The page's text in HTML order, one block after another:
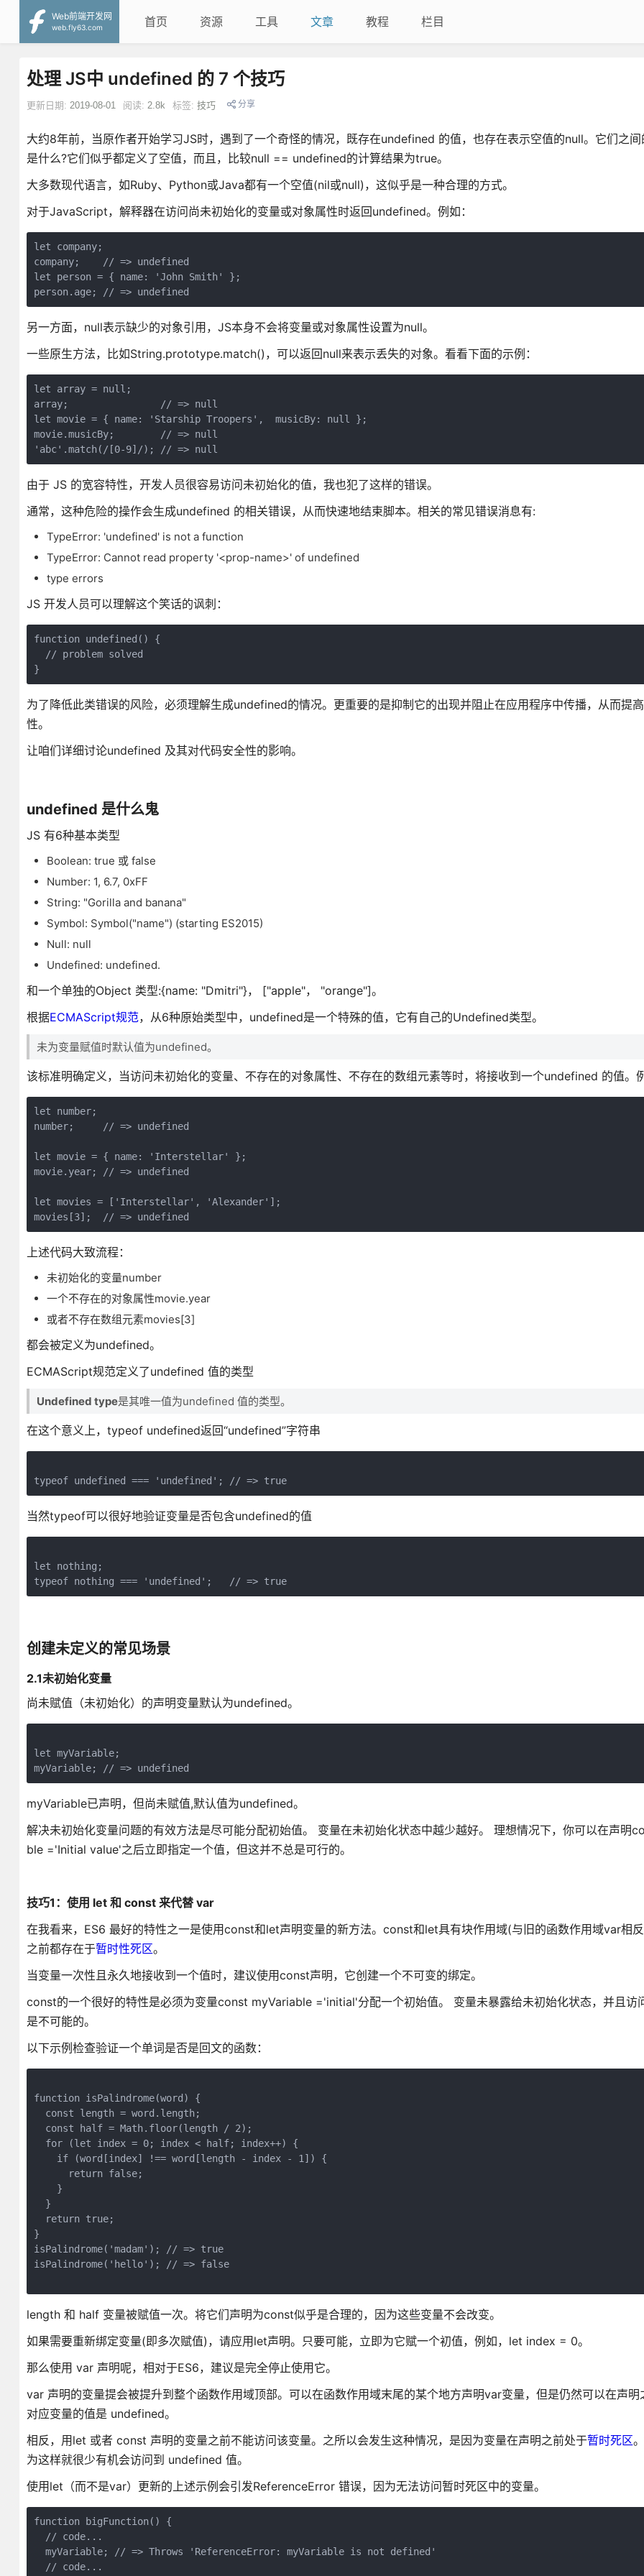
Web前端开发网
web.fly63.com
首页 资源 工具 文章 教程 栏目
处理 JS中 undefined 的 7 个技巧
更新日期: 2019-08-01 阅读: 2.8k 标签: 技巧 分享
大约8年前，当原作者开始学习JS时，遇到了一个奇怪的情况，既存在undefined 的值，也存在表示空值的null。它们之
是什么?它们似乎都定义了空值，而且，比较null == undefined的计算结果为true。
大多数现代语言，如Ruby、Python或Java都有一个空值(nil或null)，这似乎是一种合理的方式。
对于JavaScript，解释器在访问尚未初始化的变量或对象属性时返回undefined。例如：
let company;
company;    // => undefined
let person = { name: 'John Smith' };
另一方面，null表示缺少的对象引用，JS本身不会将变量或对象属性设置为null。
一些原生方法，比如String.prototype.match()，可以返回null来表示丢失的对象。看看下面的示例：
let array = null;
array;                // => null
let movie = { name: 'Starship Troopers',  musicBy: null };
movie.musicBy;        // => null
由于 JS 的宽容特性，开发人员很容易访问未初始化的值，我也犯了这样的错误。
通常，这种危险的操作会生成undefined 的相关错误，从而快速地结束脚本。相关的常见错误消息有:
TypeError: 'undefined' is not a function
TypeError: Cannot read property '<prop-name>' of undefined
type errors
JS 开发人员可以理解这个笑话的讽刺：
function undefined() {
  // problem solved
为了降低此类错误的风险，必须理解生成undefined的情况。更重要的是抑制它的出现并阻止在应用程序中传播，从而提
性。
让咱们详细讨论undefined 及其对代码安全性的影响。
undefined 是什么鬼
JS 有6种基本类型
Boolean: true 或 false
Number: 1, 6.7, 0xFF
String: "Gorilla and banana"
Symbol: Symbol("name") (starting ES2015)
Null: null
Undefined: undefined.
和一个单独的Object 类型:{name: "Dmitri"}， ["apple"， "orange"]。
根据ECMAScript规范，从6种原始类型中，undefined是一个特殊的值，它有自己的Undefined类型。
未为变量赋值时默认值为undefined。
该标准明确定义，当访问未初始化的变量、不存在的对象属性、不存在的数组元素等时，将接收到一个undefined 的值。
let number;
number;     // => undefined
let movie = { name: 'Interstellar' };
movie.year; // => undefined
let movies = ['Interstellar', 'Alexander'];
上述代码大致流程：
未初始化的变量number
一个不存在的对象属性movie.year
或者不存在数组元素movies[3]
都会被定义为undefined。
ECMAScript规范定义了undefined 值的类型
Undefined type是其唯一值为undefined 值的类型。
在这个意义上，typeof undefined返回“undefined”字符串
当然typeof可以很好地验证变量是否包含undefined的值
let nothing;
typeof nothing === 'undefined';   // => true
创建未定义的常见场景
2.1未初始化变量
尚未赋值（未初始化）的声明变量默认为undefined。
let myVariable;
myVariable已声明，但尚未赋值,默认值为undefined。
解决未初始化变量问题的有效方法是尽可能分配初始值。 变量在未初始化状态中越少越好。 理想情况下，你可以在声明
ble ='Initial value'之后立即指定一个值，但这并不总是可行的。
技巧1：使用 let 和 const 来代替 var
在我看来，ES6 最好的特性之一是使用const和let声明变量的新方法。const和let具有块作用域(与旧的函数作用域var相
之前都存在于暂时性死区。
当变量一次性且永久地接收到一个值时，建议使用const声明，它创建一个不可变的绑定。
const的一个很好的特性是必须为变量const myVariable ='initial'分配一个初始值。 变量未暴露给未初始化状态，并且访
是不可能的。
以下示例检查验证一个单词是否是回文的函数：
function isPalindrome(word) {
  const length = word.length;
  const half = Math.floor(length / 2);
  for (let index = 0; index < half; index++) {
    if (word[index] !== word[length - index - 1]) {
      return false;
    }
  }
  return true;
}
isPalindrome('madam'); // => true
isPalindrome('hello'); // => false
length 和 half 变量被赋值一次。将它们声明为const似乎是合理的，因为这些变量不会改变。
如果需要重新绑定变量(即多次赋值)，请应用let声明。只要可能，立即为它赋一个初值，例如，let index = 0。
那么使用 var 声明呢，相对于ES6，建议是完全停止使用它。
var 声明的变量提会被提升到整个函数作用域顶部。可以在函数作用域末尾的某个地方声明var变量，但是仍然可以在声明
对应变量的值是 undefined。
相反，用let 或者 const 声明的变量之前不能访问该变量。之所以会发生这种情况，是因为变量在声明之前处于暂时死区
为这样就很少有机会访问到 undefined 值。
使用let（而不是var）更新的上述示例会引发ReferenceError 错误，因为无法访问暂时死区中的变量。
function bigFunction() {
  // code...
  myVariable; // => Throws 'ReferenceError: myVariable is not defined'
  // code...